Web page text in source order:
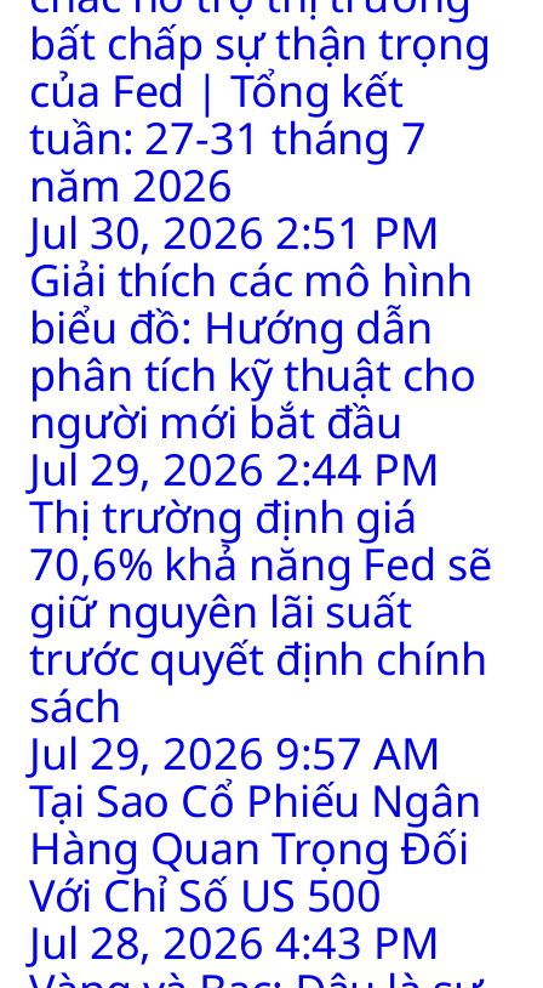
bất chấp sự thận trọng
của Fed | Tổng kết
tuần: 27-31 tháng 7
năm 2026
Jul 30, 2026 2:51 PM
Giải thích các mô hình
biểu đồ: Hướng dẫn
phân tích kỹ thuật cho
người mới bắt đầu
Jul 29, 2026 2:44 PM
Thị trường định giá
70,6% khả năng Fed sẽ
giữ nguyên lãi suất
trước quyết định chính
sách
Jul 29, 2026 9:57 AM
Tại Sao Cổ Phiếu Ngân
Hàng Quan Trọng Đối
Với Chỉ Số US 500
Jul 28, 2026 4:43 PM